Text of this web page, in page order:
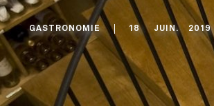
GASTRONOMIE 18 JUIN. 2019